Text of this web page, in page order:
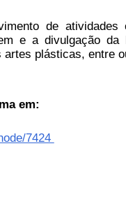
de
e a divulgação
plásticas, entre
em:
7424